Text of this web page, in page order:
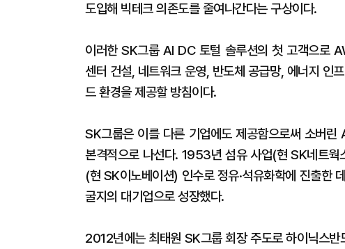
도입해 빅테크 의존도를 줄여나간다는 구상이다.
이러한 SK그룹 AI DC 토털 솔루션의 첫 고객으로
센터 건설, 네트워크 운영, 반도체 공급망, 에너지 인
드 환경을 제공할 방침이다.
SK그룹은 이를 다른 기업에도 제공함으로써 소버
본격적으로 나선다. 1953년 섬유 사업(현 SK네트
(현 SK이노베이션) 인수로 정유·석유화학에 진출한
굴지의 대기업으로 성장했다.
2012년에는 최태원 SK그룹 회장 주도로 하이닉스